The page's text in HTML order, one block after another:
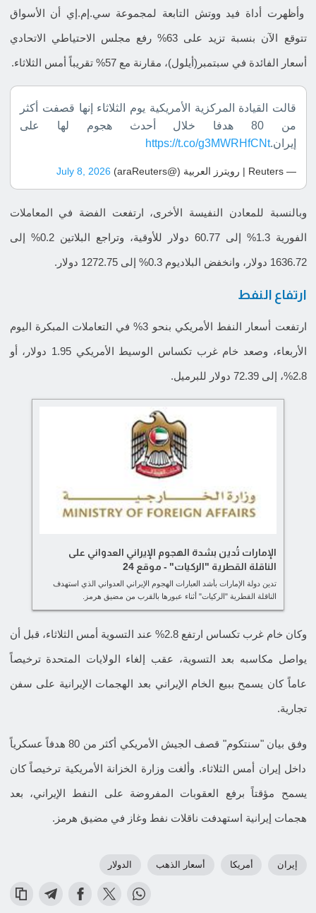
وأظهرت أداة فيد ووتش التابعة لمجموعة سي.إم.إي أن الأسواق
تتوقع الآن بنسبة تزيد على 63% رفع مجلس الاحتياطي الاتحادي
أسعار الفائدة في سبتمبر(أيلول)، مقارنة مع 57% تقريباً أمس الثلاثاء.
قالت القيادة المركزية ​الأمريكية يوم الثلاثاء ‌إنها قصفت أكثر
من 80 هدفا ​خلال أحدث ​هجوم لها على
⁠إيران.https://t.co/g3MWRHfCNt
— Reuters | رويترز العربية (@araReuters) July 8, 2026
وبالنسبة للمعادن النفيسة ​الأخرى، ارتفعت الفضة في المعاملات
الفورية 1.3% إلى 60.77 دولار للأوقية، وتراجع البلاتين 0.2% إلى
1636.72 دولار، وانخفض ​البلاديوم 0.3% إلى 1272.75 دولار.
ارتفاع النفط
ارتفعت أسعار النفط الأمريكي بنحو 3% في التعاملات المبكرة اليوم
الأربعاء، وصعد خام غرب تكساس الوسيط الأمريكي 1.95 دولار، أو
2.8%، إلى 72.39 دولار للبرميل.
الإمارات تُدين بشدة الهجوم الإيراني العدواني على
الناقلة القطرية "الركيات" - موقع 24
تدين دولة الإمارات بأشد العبارات الهجوم الإيراني العدواني الذي استهدف
الناقلة القطرية "الركيات" أثناء عبورها بالقرب من مضيق هرمز.
وكان خام غرب تكساس ارتفع 2.8% عند التسوية أمس الثلاثاء، قبل أن
يواصل مكاسبه بعد التسوية، عقب إلغاء الولايات المتحدة ترخيصاً
عاماً كان يسمح ببيع الخام الإيراني بعد الهجمات الإيرانية على سفن
تجارية.
وفق بيان "سنتكوم" قصف الجيش الأمريكي أكثر من 80 هدفاً عسكرياً
داخل إيران أمس الثلاثاء. وألغت وزارة الخزانة الأمريكية ترخيصاً كان
يسمح مؤقتاً برفع العقوبات المفروضة على النفط الإيراني، بعد
هجمات إيرانية استهدفت ناقلات نفط وغاز في مضيق هرمز.
إيران أمريكا أسعار الذهب الدولار